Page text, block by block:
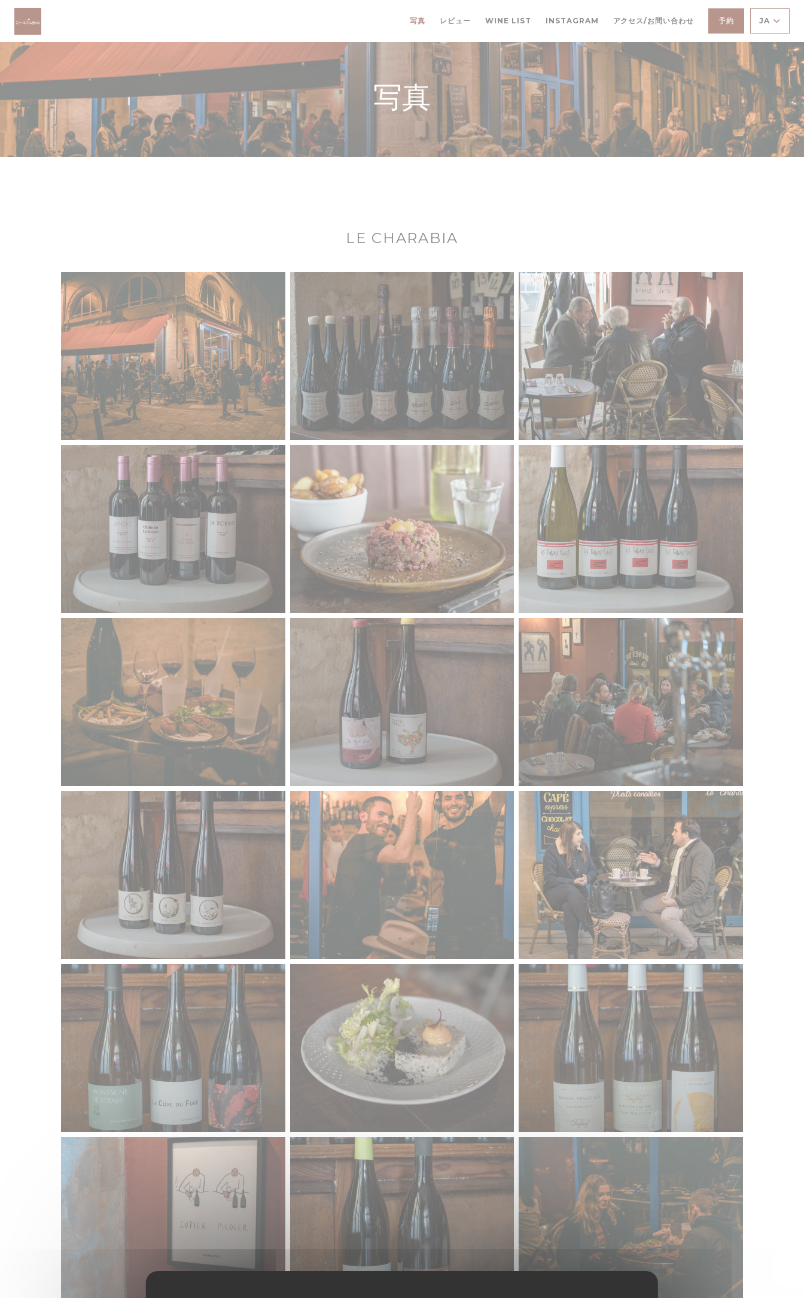
クッキー利用の管理について
写真 レビュー WINE LIST ((新しいウィンドウで開きます))
INSTAGRAM ((新しいウィンドウで開きます))
アクセス/お問い合わせ 予約 JA
写真
LE CHARABIA